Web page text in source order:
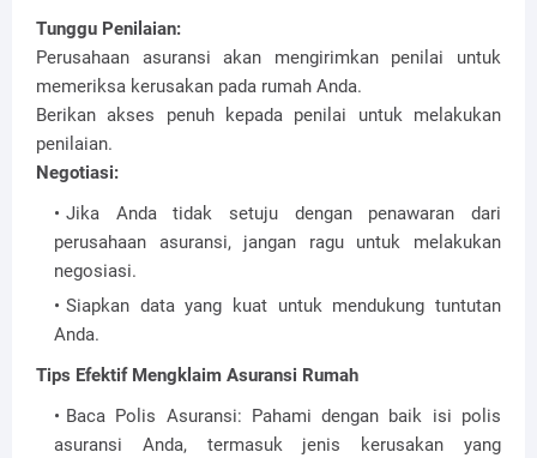
Tunggu Penilaian:
Perusahaan asuransi akan mengirimkan penilai untuk
memeriksa kerusakan pada rumah Anda.
Berikan akses penuh kepada penilai untuk melakukan
penilaian.
Negotiasi:
Jika Anda tidak setuju dengan penawaran dari
perusahaan asuransi, jangan ragu untuk melakukan
negosiasi.
Siapkan data yang kuat untuk mendukung tuntutan
Anda.
Tips Efektif Mengklaim Asuransi Rumah
Baca Polis Asuransi: Pahami dengan baik isi polis
asuransi Anda, termasuk jenis kerusakan yang